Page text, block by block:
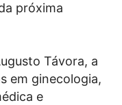
próxima
Távora, a
em ginecologia,
e